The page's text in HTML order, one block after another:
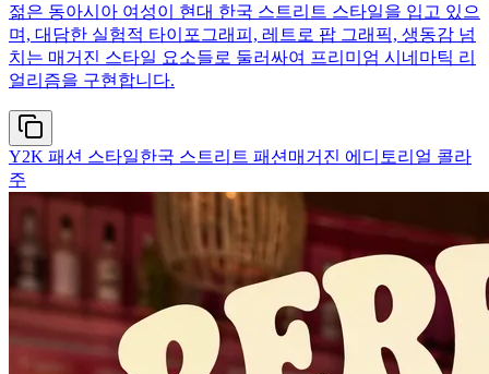
젊은 동아시아 여성이 현대 한국 스트리트 스타일을 입고 있으
며, 대담한 실험적 타이포그래피, 레트로 팝 그래픽, 생동감 넘
치는 매거진 스타일 요소들로 둘러싸여 프리미엄 시네마틱 리
얼리즘을 구현합니다.
Y2K 패션 스타일한국 스트리트 패션 매거진 에디토리얼 콜라
주